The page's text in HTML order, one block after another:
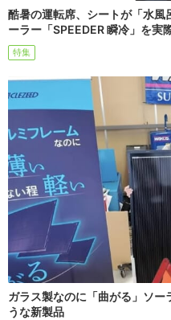
酷暑の運転席、シートが「水風
ーラー「SPEEDER 瞬冷」を実
特集
ガラス製なのに「曲がる」ソ
うな新製品